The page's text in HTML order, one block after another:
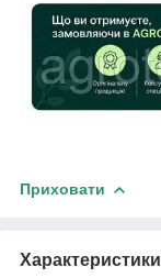
Приховати
Характеристики